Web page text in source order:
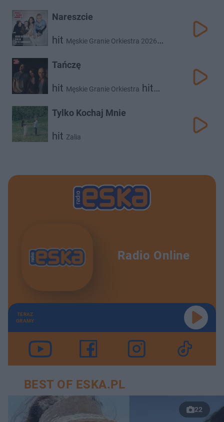
Nareszcie
hit Męskie Granie Orkiestra 2026
Vito Bambino
Tańczę
hit Męskie Granie Orkiestra hit
Zalia
Tylko Kochaj Mnie
hit Zalia
Radio Online
TERAZ
GRAMY
BEST OF ESKA.PL
22